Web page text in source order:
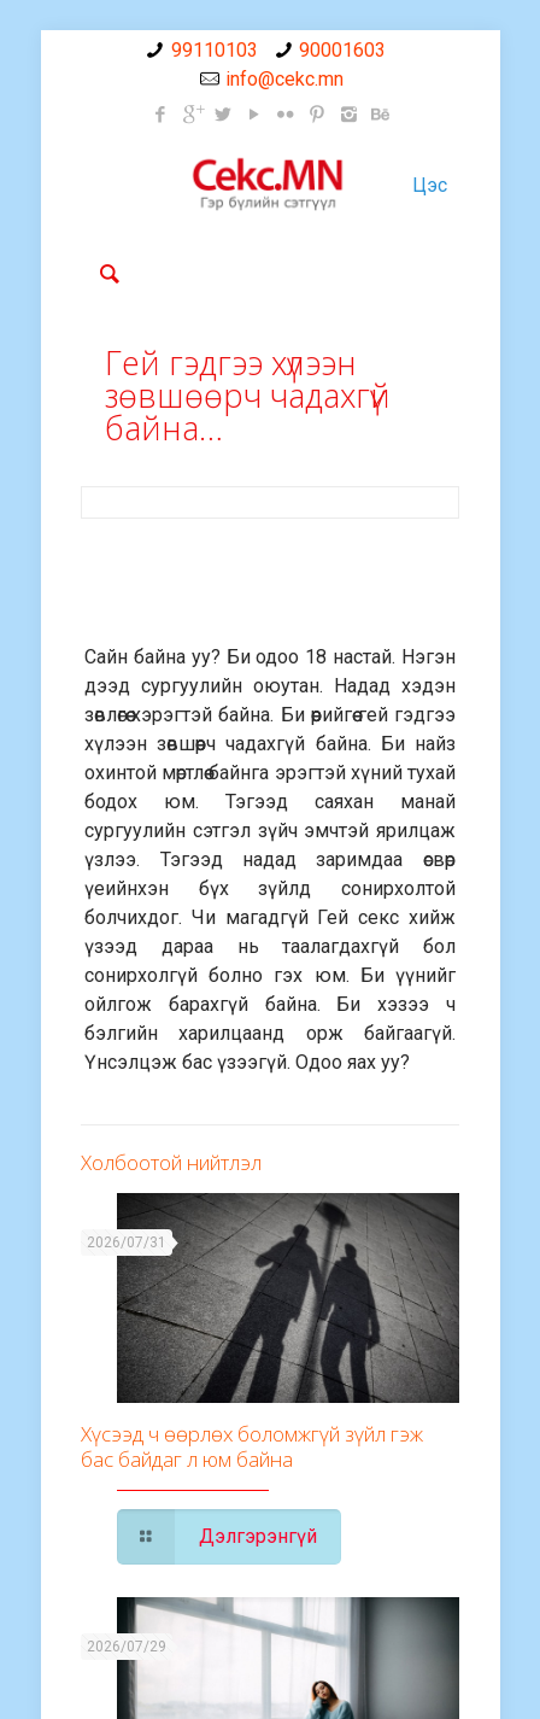
99110103
90001603
info@cekc.mn
Цэс
Гей гэдгээ хүлээн
зөвшөөрч чадахгүй
байна…
Сайн байна уу? Би одоо 18 настай. Нэгэн
дээд сургуулийн оюутан. Надад хэдэн
зөвлөгөө хэрэгтэй байна. Би өөрийгөө гей гэдгээ
хүлээн зөвшөөрч чадахгүй байна. Би найз
охинтой мөртлөө байнга эрэгтэй хүний тухай
бодох юм. Тэгээд саяхан манай
сургуулийн сэтгэл зүйч эмчтэй ярилцаж
үзлээ. Тэгээд надад заримдаа өсвөр
үеийнхэн бүх зүйлд сонирхолтой
болчихдог. Чи магадгүй Гей секс хийж
үзээд дараа нь таалагдахгүй бол
сонирхолгүй болно гэх юм. Би үүнийг
ойлгож барахгүй байна. Би хэзээ ч
бэлгийн харилцаанд орж байгаагүй.
Үнсэлцэж бас үзээгүй. Одоо яах уу?
Холбоотой нийтлэл
2026/07/31
Хүсээд ч өөрлөх боломжгүй зүйл гэж
бас байдаг л юм байна
Дэлгэрэнгүй
2026/07/29